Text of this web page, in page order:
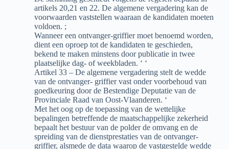
artikels 20,21 en 22. De algemene vergadering kan de
voorwaarden vaststellen waaraan de kandidaten moeten
voldoen. ;
Wanneer een ontvanger-griffier moet benoemd worden,
dient een oproep tot de kandidaten te geschieden,
bekend te maken minstens door publicatie in twee
plaatselijke dag- of weekbladen. ‘ ‘
Artikel 33 – De algemene vergadering stelt de wedde
van de ontvanger- griffier vast onder voorbehoud van
goedkeuring door de Bestendige Deputatie van de
Provinciale Raad van Oost-Vlaanderen. ‘
Met het oog op de toepassing van de wettelijke
bepalingen betreffende de maatschappelijke zekerheid
bepaalt het bestuur van de polder de omvang en de
spreiding van de dienstprestaties van de ontvanger-
griffier, alsmede de data waarop de vastgestelde wedde